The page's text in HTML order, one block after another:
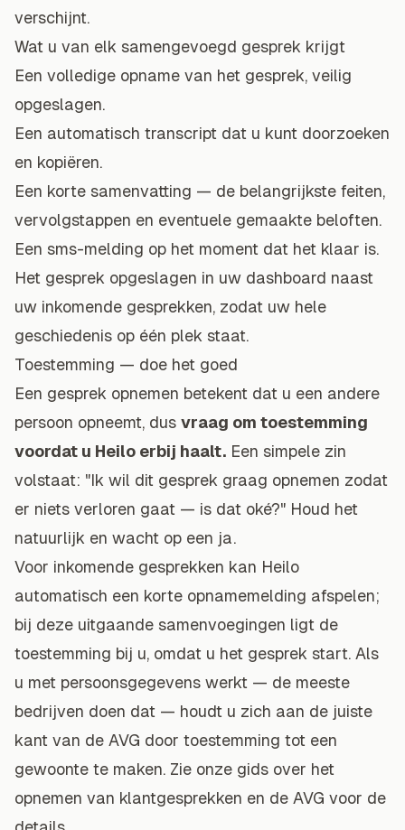
verschijnt.
Wat u van elk samengevoegd gesprek krijgt
Een volledige opname van het gesprek, veilig
opgeslagen.
Een automatisch transcript dat u kunt doorzoeken
en kopiëren.
Een korte samenvatting — de belangrijkste feiten,
vervolgstappen en eventuele gemaakte beloften.
Een sms-melding op het moment dat het klaar is.
Het gesprek opgeslagen in uw dashboard naast
uw inkomende gesprekken, zodat uw hele
geschiedenis op één plek staat.
Toestemming — doe het goed
Een gesprek opnemen betekent dat u een andere
persoon opneemt, dus vraag om toestemming
voordat u Heilo erbij haalt. Een simpele zin
volstaat: "Ik wil dit gesprek graag opnemen zodat
er niets verloren gaat — is dat oké?" Houd het
natuurlijk en wacht op een ja.
Voor inkomende gesprekken kan Heilo
automatisch een korte opnamemelding afspelen;
bij deze uitgaande samenvoegingen ligt de
toestemming bij u, omdat u het gesprek start. Als
u met persoonsgegevens werkt — de meeste
bedrijven doen dat — houdt u zich aan de juiste
kant van de AVG door toestemming tot een
gewoonte te maken. Zie onze gids over het
opnemen van klantgesprekken en de AVG voor de